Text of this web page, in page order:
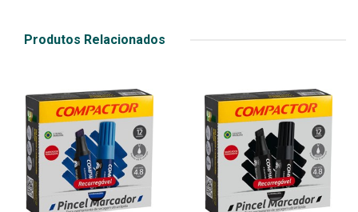
Produtos Relacionados